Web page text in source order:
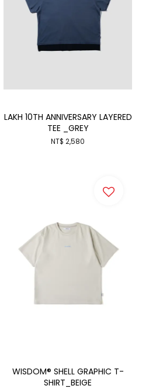
LAKH 10TH ANNIVERSARY LAYERED
TEE _GREY
NT$ 2,580
WISDOM® SHELL GRAPHIC T-
SHIRT_BEIGE